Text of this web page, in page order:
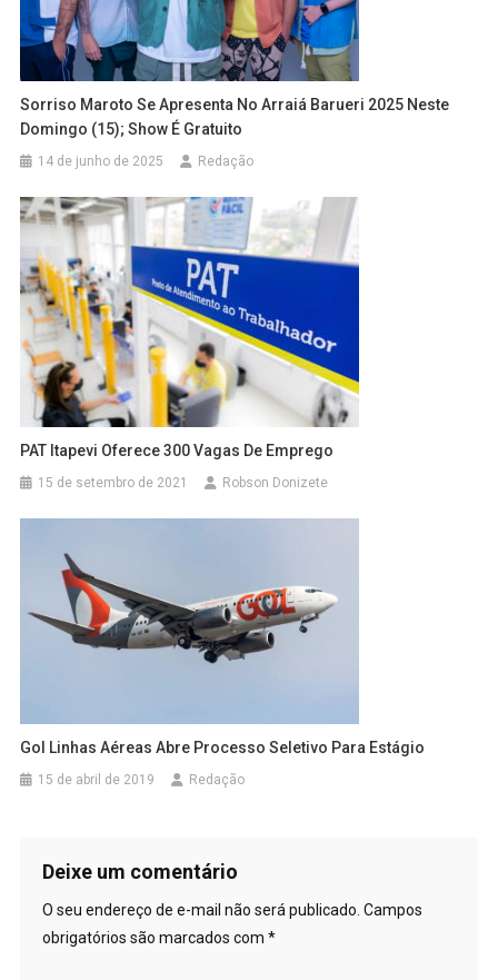
Sorriso Maroto Se Apresenta No Arraiá Barueri 2025 Neste
Domingo (15); Show É Gratuito
14 de junho de 2025 Redação
PAT Itapevi Oferece 300 Vagas De Emprego
15 de setembro de 2021 Robson Donizete
Gol Linhas Aéreas Abre Processo Seletivo Para Estágio
15 de abril de 2019 Redação
Deixe um comentário
O seu endereço de e-mail não será publicado. Campos
obrigatórios são marcados com *